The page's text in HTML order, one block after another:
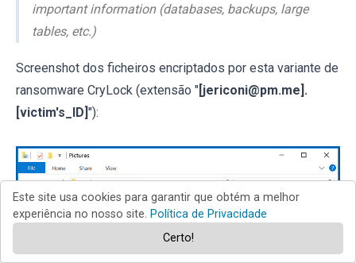
important information (databases, backups, large
tables, etc.)
Screenshot dos ficheiros encriptados por esta variante de
ransomware CryLock (extensão "[jericoni@pm.me].
[victim's_ID]"):
Este site usa cookies para garantir que obtém a melhor
experiência no nosso site. Política de Privacidade
Certo!